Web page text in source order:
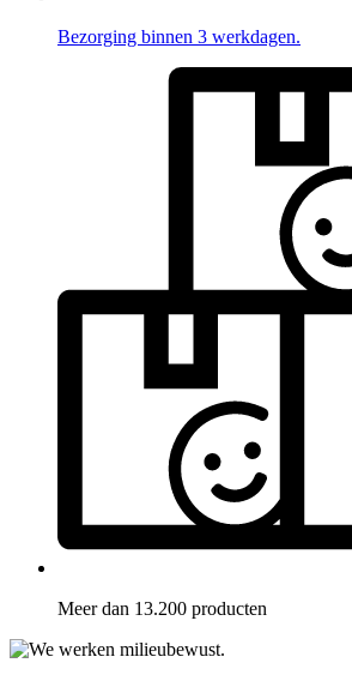
Bezorging binnen 3 werkdagen.
Meer dan 13.200 producten